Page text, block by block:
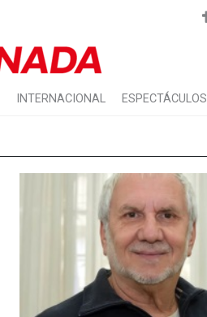
INTERNACIONAL ESPECTÁCULOS